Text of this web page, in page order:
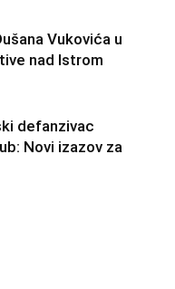
Vukovića u
nad Istrom
defanzivac
Novi izazov za